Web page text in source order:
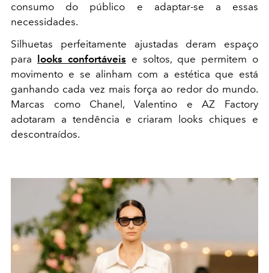
consumo do público e adaptar-se a essas
necessidades.
Silhuetas perfeitamente ajustadas deram espaço
para
looks confortáveis e soltos, que permitem o
movimento e se alinham com a estética que está
ganhando cada vez mais força ao redor do mundo.
Marcas como Chanel, Valentino e AZ Factory
adotaram a tendência e criaram looks chiques e
descontraídos.